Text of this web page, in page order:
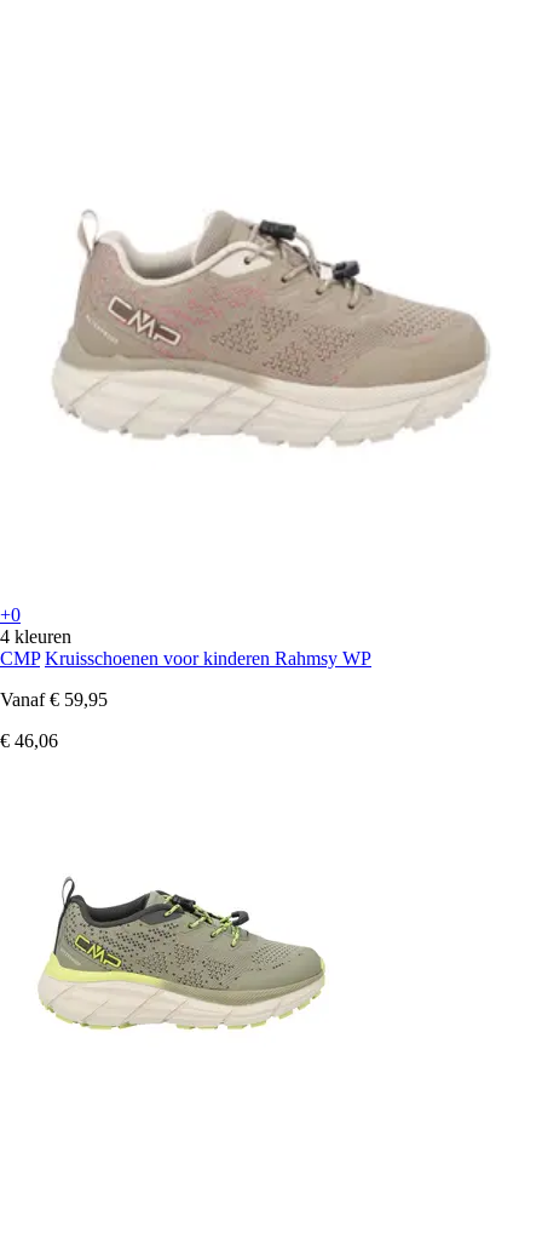
+0
4 kleuren
CMP Kruisschoenen voor kinderen Rahmsy WP
Vanaf € 59,95
€ 46,06